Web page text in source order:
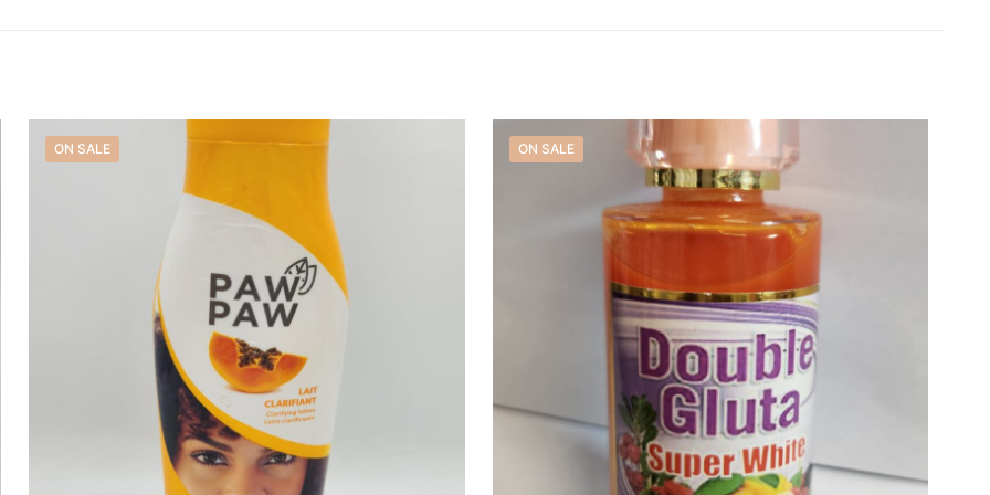
ON SALE ON SALE
Téléchargements
Adresses
Détails du Compte
Mot de passe perdu
Déconnexion